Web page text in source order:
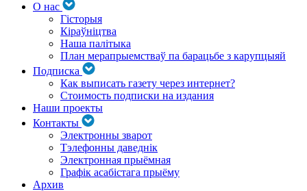
О нас
Гісторыя
Кіраўніцтва
Наша палітыка
План мерапрыемстваў па барацьбе з карупцыяй
Подписка
Как выписать газету через интернет?
Стоимость подписки на издания
Наши проекты
Контакты
Электронны зварот
Тэлефонны даведнік
Электронная прыёмная
Графік асабістага прыёму
Архив